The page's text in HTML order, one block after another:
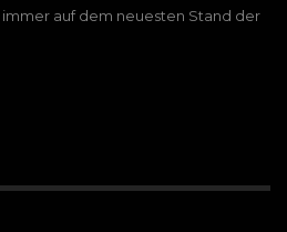
auf dem neuesten Stand der